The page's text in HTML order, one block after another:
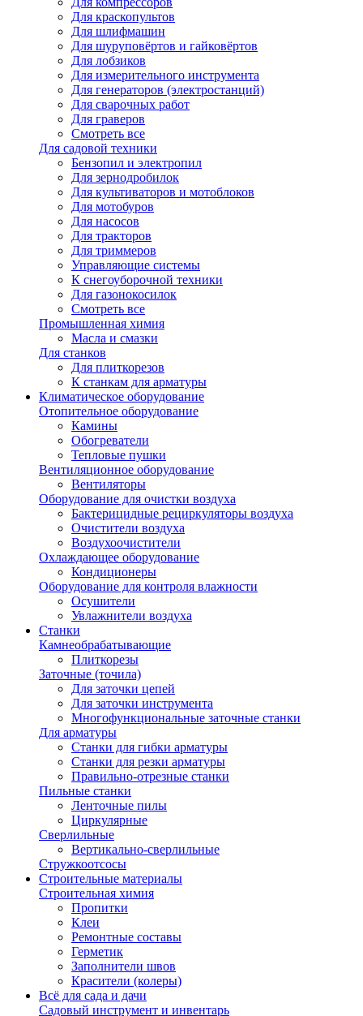
Для краскопультов
Для шлифмашин
Для шуруповёртов и гайковёртов
Для лобзиков
Для измерительного инструмента
Для генераторов (электростанций)
Для сварочных работ
Для граверов
Смотреть все
Для садовой техники
Бензопил и электропил
Для зернодробилок
Для культиваторов и мотоблоков
Для мотобуров
Для насосов
Для тракторов
Для триммеров
Управляющие системы
К снегоуборочной техники
Для газонокосилок
Смотреть все
Промышленная химия
Масла и смазки
Для станков
Для плиткорезов
К станкам для арматуры
Климатическое оборудование
Отопительное оборудование
Камины
Обогреватели
Тепловые пушки
Вентиляционное оборудование
Вентиляторы
Оборудование для очистки воздуха
Бактерицидные рециркуляторы воздуха
Очистители воздуха
Воздухоочистители
Охлаждающее оборудование
Кондиционеры
Оборудование для контроля влажности
Осушители
Увлажнители воздуха
Станки
Камнеобрабатывающие
Плиткорезы
Заточные (точила)
Для заточки цепей
Для заточки инструмента
Многофункциональные заточные станки
Для арматуры
Станки для гибки арматуры
Станки для резки арматуры
Правильно-отрезные станки
Пильные станки
Ленточные пилы
Циркулярные
Сверлильные
Вертикально-сверлильные
Стружкоотсосы
Строительные материалы
Строительная химия
Пропитки
Клеи
Ремонтные составы
Герметик
Заполнители швов
Красители (колеры)
Всё для сада и дачи
Садовый инструмент и инвентарь